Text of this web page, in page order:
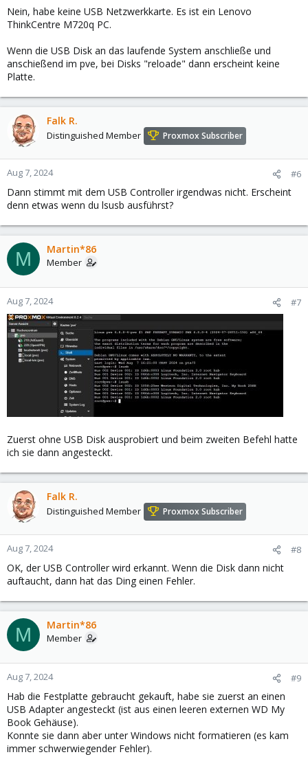
Nein, habe keine USB Netzwerkkarte. Es ist ein Lenovo
ThinkCentre M720q PC.
Wenn die USB Disk an das laufende System anschließe und
anschießend im pve, bei Disks "reloade" dann erscheint keine
Platte.
Falk R.
Distinguished Member Proxmox Subscriber
Aug 7, 2024 #6
Dann stimmt mit dem USB Controller irgendwas nicht. Erscheint
denn etwas wenn du lsusb ausführst?
M Martin*86
Member
Aug 7, 2024 #7
Zuerst ohne USB Disk ausprobiert und beim zweiten Befehl hatte
ich sie dann angesteckt.
Falk R.
Distinguished Member Proxmox Subscriber
Aug 7, 2024 #8
OK, der USB Controller wird erkannt. Wenn die Disk dann nicht
auftaucht, dann hat das Ding einen Fehler.
M Martin*86
Member
Aug 7, 2024 #9
Hab die Festplatte gebraucht gekauft, habe sie zuerst an einen
USB Adapter angesteckt (ist aus einen leeren externen WD My
Book Gehäuse).
Konnte sie dann aber unter Windows nicht formatieren (es kam
immer schwerwiegender Fehler).